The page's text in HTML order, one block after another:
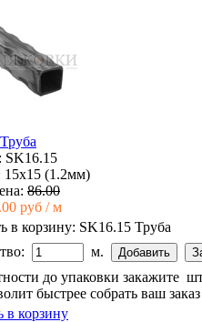
SK16.15
15x15 (1.2мм)
86.00
руб / м
в корзину: SK16.15 Труба
м.
до упаковки закажите
быстрее собрать ваш заказ
в корзину